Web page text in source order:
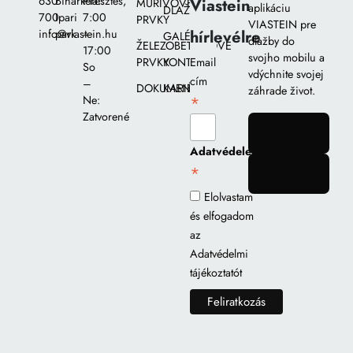
700
info@viastein.hu
Ipari
park
7:00
–
17:00
So
–
Ne:
Zatvorené
PRVKY
ŽELEZOBETÓNOVÉ
PRVKY
DOKUMENTY
DLAŽIEB
GALÉRIA
KONTAKT
KARIÉRA
Viastein
hírlevélre
Email
cím
*
Adatvédelem
*
Elolvastam
és elfogadom
az
Adatvédelmi
tájékoztatót
aplikáciu
VIASTEIN pre
dlažby do
svojho mobilu a
vdýchnite svojej
záhrade život.